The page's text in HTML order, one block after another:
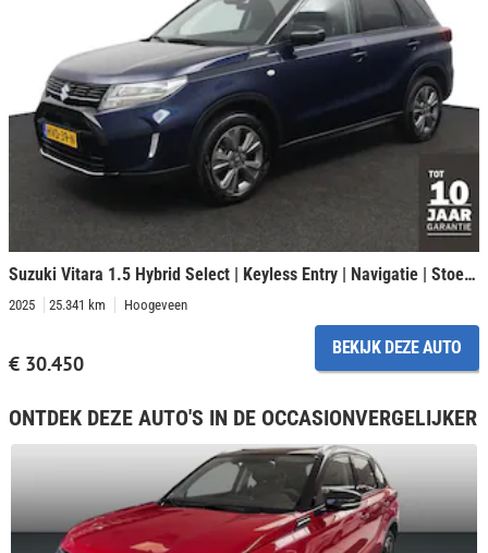
Suzuki Vitara 1.5 Hybrid Select | Keyless Entry | Navigatie | Stoelverwarming | Origineel NL |
2025 25.341 km Hoogeveen
€ 30.450
BEKIJK DEZE AUTO
ONTDEK DEZE AUTO'S IN DE OCCASIONVERGELIJKER